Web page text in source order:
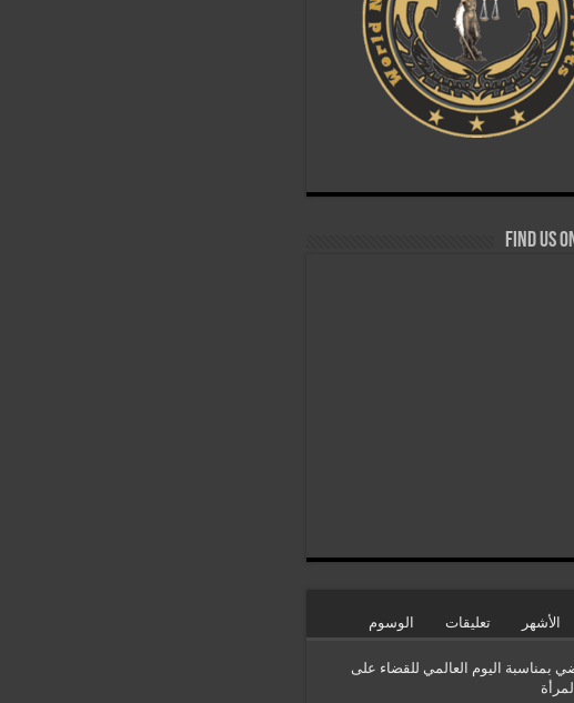
Find us
الأشهر تعليقات الوسوم
بمناسبة اليوم العالمي للقضاء على